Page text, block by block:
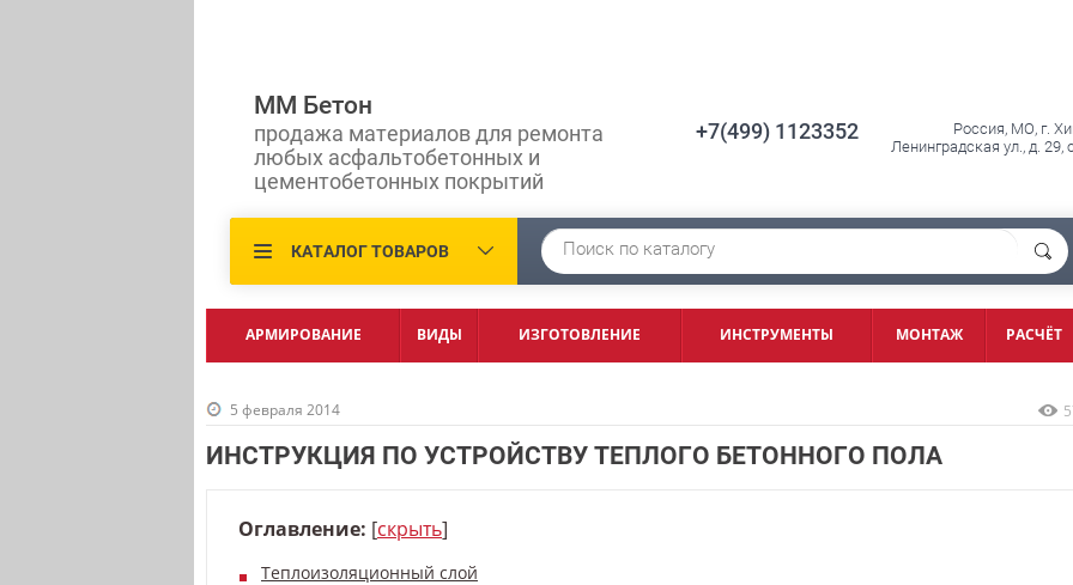
ММ Бетон
продажа материалов для ремонта
любых асфальтобетонных и
цементобетонных покрытий
+7(499) 1123352
Россия, МО, г.
Ленинградская ул., д. 29,
КАТАЛОГ ТОВАРОВ
АРМИРОВАНИЕ ВИДЫ ИЗГОТОВЛЕНИЕ ИНСТРУМЕНТЫ МОНТАЖ РАСЧЁТ
5 февраля 2014
ИНСТРУКЦИЯ ПО УСТРОЙСТВУ ТЕПЛОГО БЕТОННОГО ПОЛА
Оглавление: [скрыть]
Теплоизоляционный слой